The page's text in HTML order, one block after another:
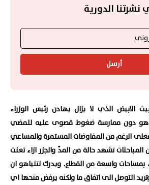
الدورية
أرسل
الابيض الذي لا يزال يهادن رئيس الوزراء
دون ممارسة ضغوط قصوى عليه للمضي
الرغم من المفاوضات المستمرة والمساعي
تشهد حالة من المدّ والجزر ازاء تعنت
بمساحات واسعة من القطاع. ويدرك نتنياهو ان
التوصل الى اتفاق ما ولكنه يرفض منحها اي